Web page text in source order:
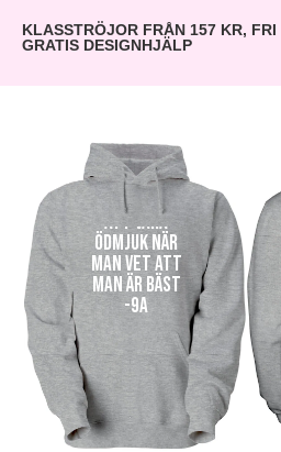
KLASSTRÖJOR FRÅN 157 KR,
GRATIS DESIGNHJÄLP
Det är svårt
att vara
ödmjuk när
man vet att
man är bäst
-9A
2022-2025